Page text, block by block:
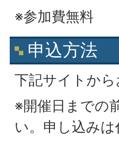
※参加費無料
申込方法
下記サイトか
※開催日までの
い。申し込み